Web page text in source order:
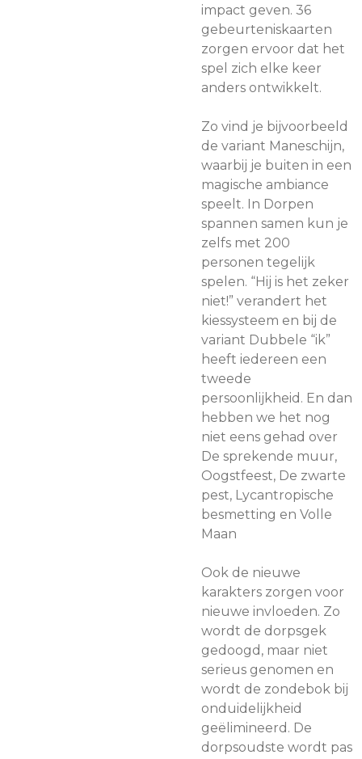
impact geven. 36
gebeurteniskaarten
zorgen ervoor dat het
spel zich elke keer
anders ontwikkelt.
Zo vind je bijvoorbeeld
de variant Maneschijn,
waarbij je buiten in een
magische ambiance
speelt. In Dorpen
spannen samen kun je
zelfs met 200
personen tegelijk
spelen. “Hij is het zeker
niet!” verandert het
kiessysteem en bij de
variant Dubbele “ik”
heeft iedereen een
tweede
persoonlijkheid. En dan
hebben we het nog
niet eens gehad over
De sprekende muur,
Oogstfeest, De zwarte
pest, Lycantropische
besmetting en Volle
Maan
Ook de nieuwe
karakters zorgen voor
nieuwe invloeden. Zo
wordt de dorpsgek
gedoogd, maar niet
serieus genomen en
wordt de zondebok bij
onduidelijkheid
geëlimineerd. De
dorpsoudste wordt pas